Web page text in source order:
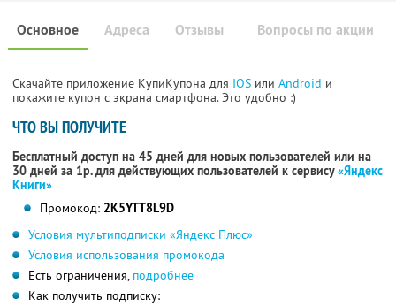
Основное Отзывы Вопросы по акции
Адреса
Скачайте приложение КупиКупона для IOS или Android и
покажите купон с экрана смартфона. Это удобно :)
ЧТО ВЫ ПОЛУЧИТЕ
Бесплатный доступ на 45 дней для новых пользователей или на
30 дней за 1р. для действующих пользователей к сервису«Яндекс
Книги»
Промокод: 2K5YTT8L9D
Условия мультиподписки «Яндекс Плюс»
Условия использования промокода
Есть ограничения, подробнее
Как получить подписку: